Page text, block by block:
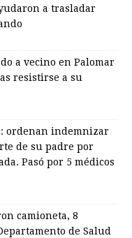
a trasladar
a vecino en Palomar
resistirse a su
ordenan indemnizar
de su padre por
Pasó por 5 médicos
camioneta, 8
de Salud